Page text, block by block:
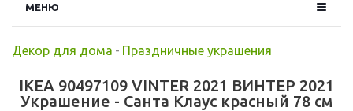
МЕНЮ
Декор для дома - Праздничные украшения
IKEA 90497109 VINTER 2021 ВИНТЕР 2021
Украшение - Санта Клаус красный 78 см